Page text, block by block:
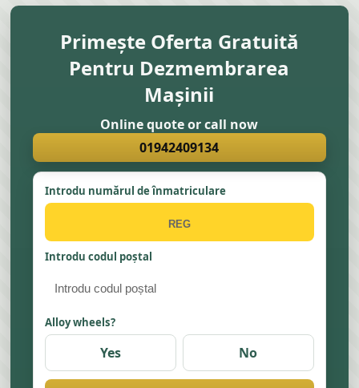
Primește Oferta Gratuită
Pentru Dezmembrarea
Mașinii
Online quote or call now
01942409134
Introdu numărul de înmatriculare
Introdu codul poștal
Alloy wheels?
Yes No